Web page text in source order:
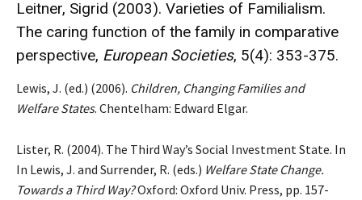
Leitner, Sigrid (2003). Varieties of Familialism.
The caring function of the family in comparative
perspective, European Societies, 5(4): 353-375.
Lewis, J. (ed.) (2006). Children, Changing Families and
Welfare States. Chentelham: Edward Elgar.
Lister, R. (2004). The Third Way’s Social Investment State. In
In Lewis, J. and Surrender, R. (eds.) Welfare State Change.
Towards a Third Way?Oxford: Oxford Univ. Press, pp. 157-